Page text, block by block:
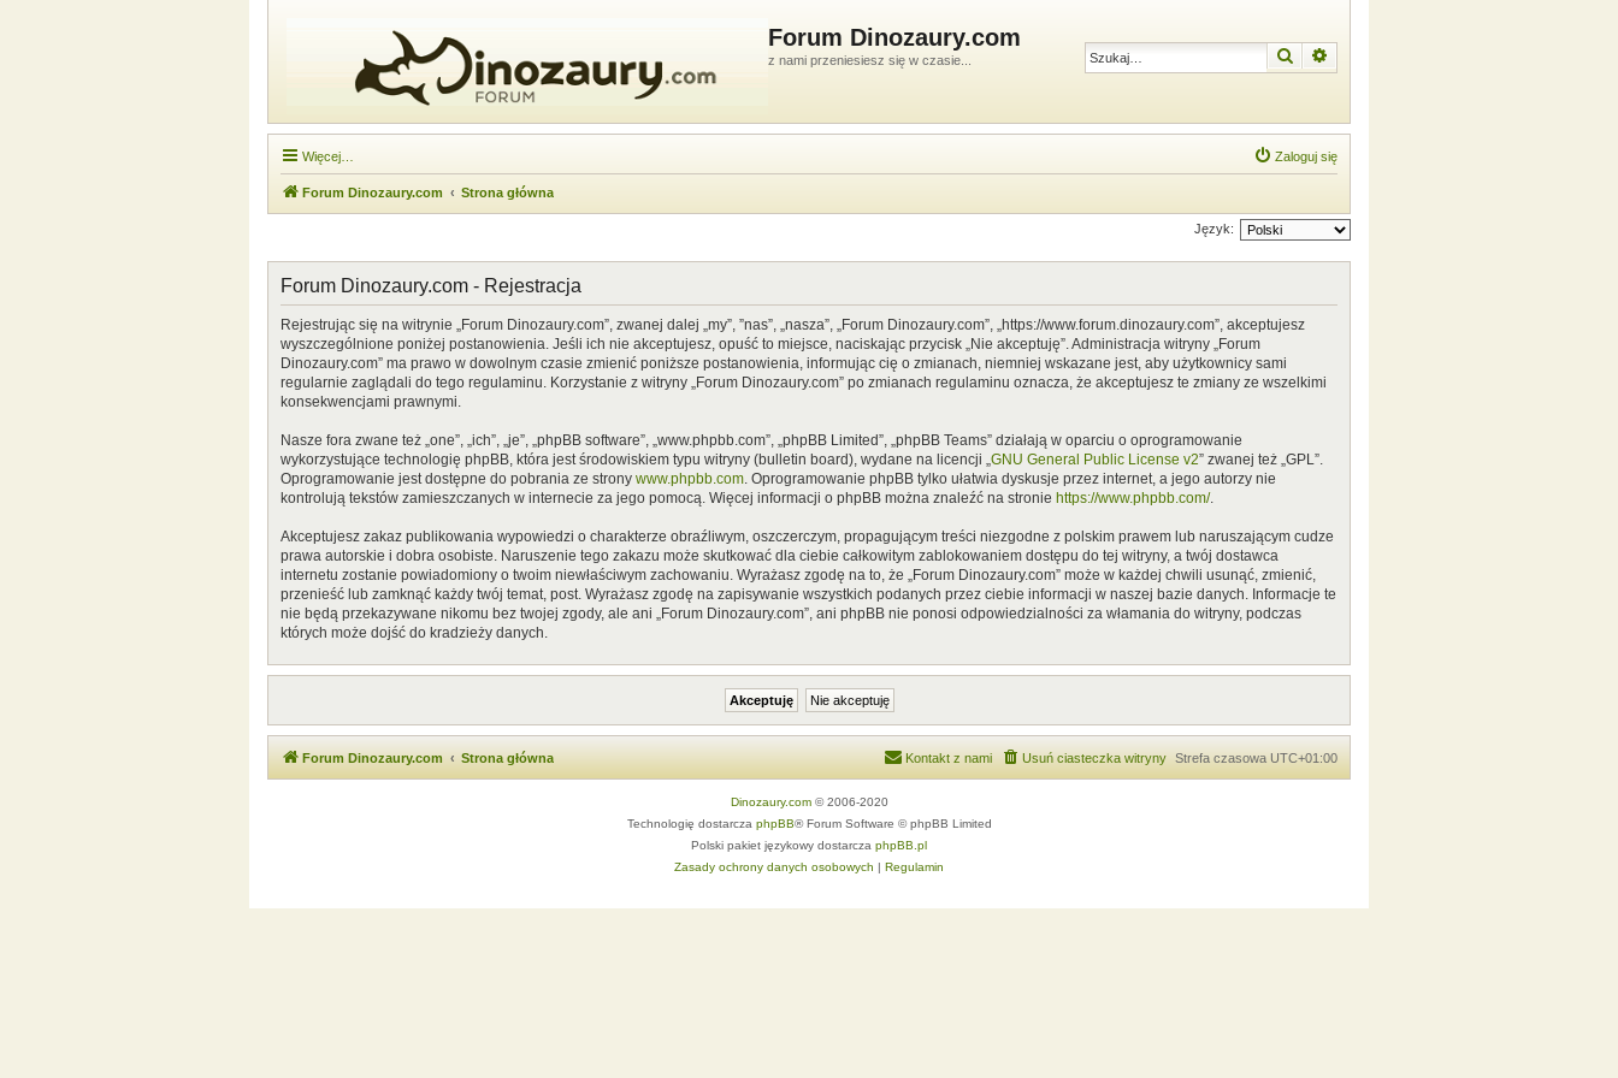
Forum Dinozaury.com
z nami przeniesiesz się w czasie... Szukaj
Więcej… Zaloguj się
Forum Dinozaury.com Strona główna
Język:
Forum Dinozaury.com - Rejestracja
Rejestrując się na witrynie „Forum Dinozaury.com”, zwanej dalej „my”, ”nas”, „nasza”, „Forum Dinozaury.com”, „https://www.forum.dinozaury.com”, akceptujesz
wyszczególnione poniżej postanowienia. Jeśli ich nie akceptujesz, opuść to miejsce, naciskając przycisk „Nie akceptuję”. Administracja witryny „Forum
Dinozaury.com” ma prawo w dowolnym czasie zmienić poniższe postanowienia, informując cię o zmianach, niemniej wskazane jest, aby użytkownicy sami
regularnie zaglądali do tego regulaminu. Korzystanie z witryny „Forum Dinozaury.com” po zmianach regulaminu oznacza, że akceptujesz te zmiany ze wszelkimi
konsekwencjami prawnymi.
Nasze fora zwane też „one”, „ich”, „je”, „phpBB software”, „www.phpbb.com”, „phpBB Limited”, „phpBB Teams” działają w oparciu o oprogramowanie
wykorzystujące technologię phpBB, która jest środowiskiem typu witryny (bulletin board), wydane na licencji „ GNU General Public License v2” zwanej też „GPL”.
Oprogramowanie jest dostępne do pobrania ze strony www.phpbb.com . Oprogramowanie phpBB tylko ułatwia dyskusje przez internet, a jego autorzy nie
kontrolują tekstów zamieszczanych w internecie za jego pomocą. Więcej informacji o phpBB można znaleźć na stronie https://www.phpbb.com/.
Akceptujesz zakaz publikowania wypowiedzi o charakterze obraźliwym, oszczerczym, propagującym treści niezgodne z polskim prawem lub naruszającym cudze
prawa autorskie i dobra osobiste. Naruszenie tego zakazu może skutkować dla ciebie całkowitym zablokowaniem dostępu do tej witryny, a twój dostawca
internetu zostanie powiadomiony o twoim niewłaściwym zachowaniu. Wyrażasz zgodę na to, że „Forum Dinozaury.com” może w każdej chwili usunąć, zmienić,
przenieść lub zamknąć każdy twój temat, post. Wyrażasz zgodę na zapisywanie wszystkich podanych przez ciebie informacji w naszej bazie danych. Informacje te
nie będą przekazywane nikomu bez twojej zgody, ale ani „Forum Dinozaury.com”, ani phpBB nie ponosi odpowiedzialności za włamania do witryny, podczas
których może dojść do kradzieży danych.
Forum Dinozaury.com Strona główna Strefa czasowa UTC+01:00
Usuń ciasteczka witryny
Kontakt z nami
Dinozaury.com© 2006-2020
Technologię dostarcza phpBB® Forum Software © phpBB Limited
Polski pakiet językowy dostarcza phpBB.pl
Zasady ochrony danych osobowych | Regulamin